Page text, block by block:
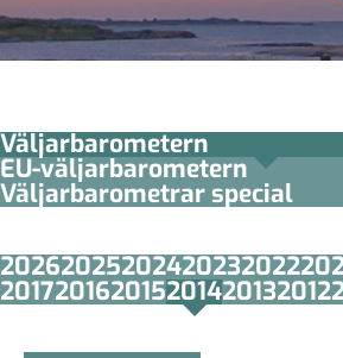
Väljarbarometern
EU-väljarbarometern
Väljarbarometrar special
20262025202420232022
201720162015201420132012